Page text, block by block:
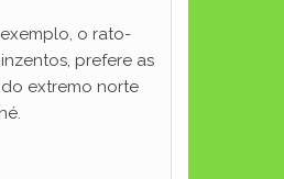
o rato-
prefere as
extremo norte